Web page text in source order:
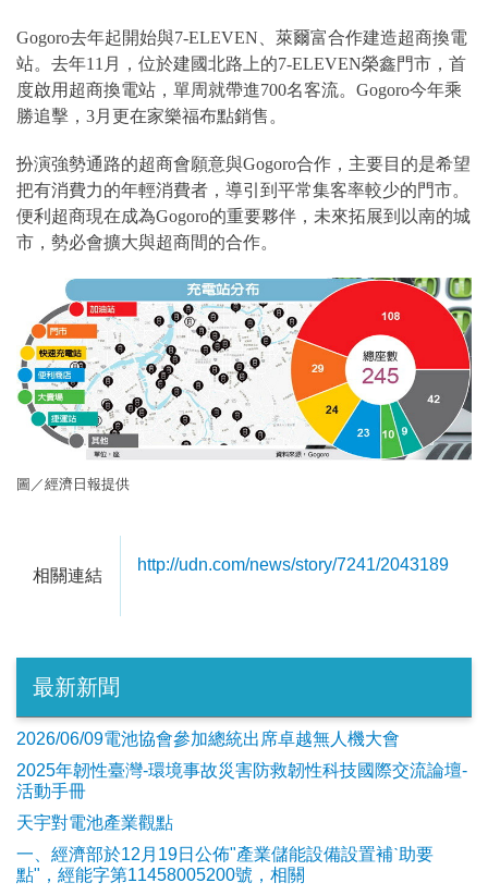
Gogoro去年起開始與7-ELEVEN、萊爾富合作建造超商換電
站。去年11月，位於建國北路上的7-ELEVEN榮鑫門市，首
度啟用超商換電站，單周就帶進700名客流。Gogoro今年乘
勝追擊，3月更在家樂福布點銷售。
扮演強勢通路的超商會願意與Gogoro合作，主要目的是希望
把有消費力的年輕消費者，導引到平常集客率較少的門市。
便利超商現在成為Gogoro的重要夥伴，未來拓展到以南的城
市，勢必會擴大與超商間的合作。
圖／經濟日報提供
相關連結
http://udn.com/news/story/7241/2043189
最新新聞
2026/06/09電池協會參加總統出席卓越無人機大會
2025年韌性臺灣-環境事故災害防救韌性科技國際交流論壇-
活動手冊
天宇對電池產業觀點
​一、經濟部於12月19日公佈"產業儲能設備設置補ˋ助要
點"，經能字第11458005200號，相關